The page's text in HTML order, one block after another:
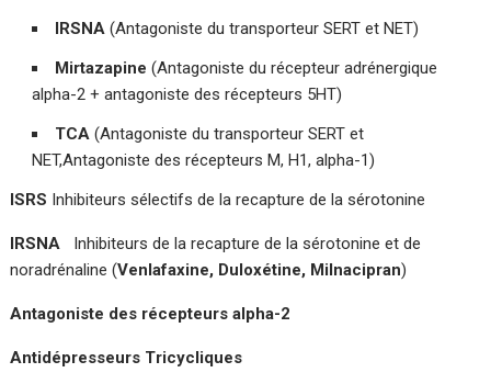
IRSNA (Antagoniste du transporteur SERT et NET)
Mirtazapine (Antagoniste du récepteur adrénergique
alpha-2 + antagoniste des récepteurs 5HT)
TCA (Antagoniste du transporteur SERT et
NET,Antagoniste des récepteurs M, H1, alpha-1)
ISRS Inhibiteurs sélectifs de la recapture de la sérotonine
IRSNA Inhibiteurs de la recapture de la sérotonine et de
noradrénaline (Venlafaxine, Duloxétine, Milnacipran)
Antagoniste des récepteurs alpha-2
Antidépresseurs Tricycliques